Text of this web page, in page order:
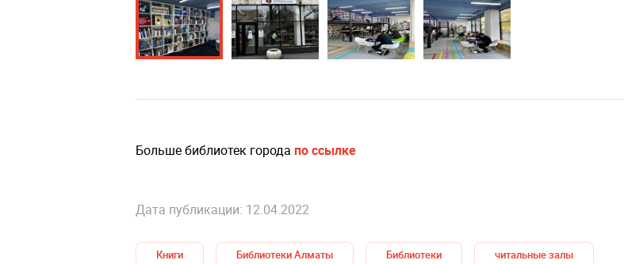
Больше библиотек города по ссылке
Дата публикации: 12.04.2022
Книги Библиотеки Алматы Библиотеки читальные залы